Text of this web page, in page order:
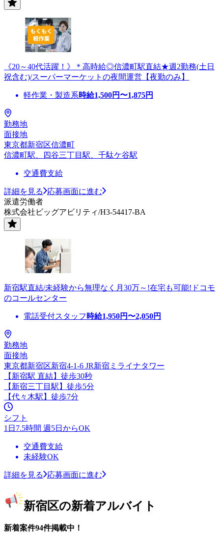
《20～40代活躍！》＊高時給◎信濃町駅直結★週2勤務(土日
祝含む)/スーパーマーケットの夜間運営【夜勤のみ】
軽作業・製造系時給1,500円〜1,875円
勤務地
面接地
東京都新宿区信濃町
信濃町駅、四谷三丁目駅、千駄ケ谷駅
交通費支給
詳細を見る
応募画面に進む
派遣労働者
株式会社ビッグアビリティ/H3-54417-BA
新宿駅直結/未経験から無理なく月30万～!在宅も可能!ドコモ
のコールセンター
電話受付スタッフ 時給1,950円〜2,050円
勤務地
面接地
東京都新宿区新宿4-1-6 JR新宿ミライナタワー
【新宿駅 直結】徒歩30秒
【新宿三丁目駅】徒歩5分
【代々木駅】徒歩7分
シフト
1日7.5時間 週5日からOK
交通費支給
未経験OK
詳細を見る 応募画面に進む
新宿区の新着アルバイト
新着案件94件掲載中！